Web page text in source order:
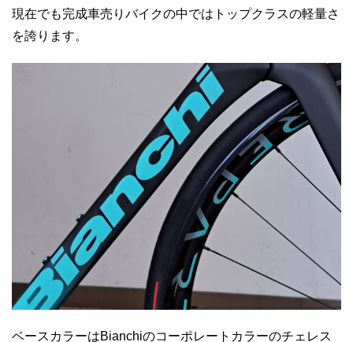
現在でも完成車売りバイクの中ではトップクラスの軽量さ
を誇ります。
ベースカラーはBianchiのコーポレートカラーのチェレス